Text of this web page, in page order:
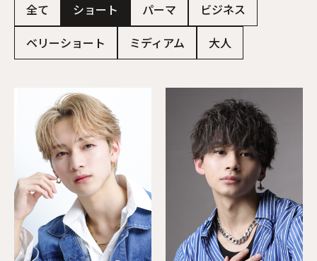
全て ショート パーマ
ビジネス
ベリーショート
ミディアム 大人
LIPPS hair 表参道
堤 慎平
指名して予約
LIPPS hair 原宿
貝原 潤哉
指名して予約
LIPPS hair 渋谷 annex
赤塚 翔太
指名して予約
LIPPS hair 渋谷 annex
小玉 壮一
指名して予約
LIPPS hair 表参道
イタル
指名して予約
LIPPS hair 表参道
櫻澤 和宏
指名して予約
LIPPS hair 原宿
紅羽
指名して予約
LIPPS hair Ray GINZA
サトウ カズマ
指名して予約
LIPPS hair 自由が丘
小幡 水聖
指名して予約
LIPPS hair 原宿
紅羽
指名して予約
LIPPS hair 表参道
久松 祥太
指名して予約
LIPPS hair 原宿
貝原 潤哉
指名して予約
LIPPS hair 横浜 9th floor
Leo
指名して予約
LIPPS hair 表参道
久松 祥太
指名して予約
LIPPS hair 表参道
藪下 勝久
指名して予約